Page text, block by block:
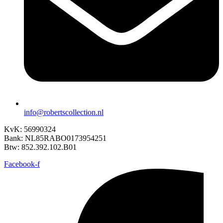
info@robertscollection.nl
KvK: 56990324
Bank: NL85RABO0173954251
Btw: 852.392.102.B01
Facebook-f